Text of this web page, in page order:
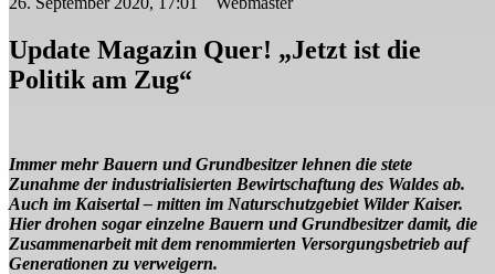
Update Magazin Quer! „Jetzt ist die
Politik am Zug“
Immer mehr Bauern und Grundbesitzer lehnen die stete
Zunahme der industrialisierten Bewirtschaftung des Waldes ab.
Auch im Kaisertal – mitten im Naturschutzgebiet Wilder Kaiser.
Hier drohen sogar einzelne Bauern und Grundbesitzer damit, die
Zusammenarbeit mit dem renommierten Versorgungsbetrieb auf
Generationen zu verweigern.